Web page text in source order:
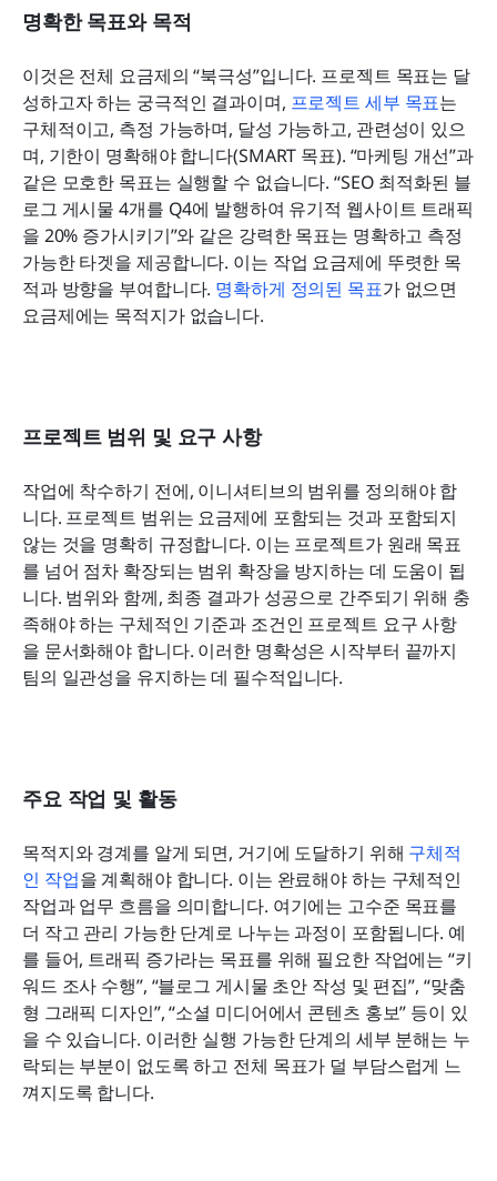
명확한 목표와 목적
이것은 전체 요금제의 “북극성”입니다. 프로젝트 목표는 달
성하고자 하는 궁극적인 결과이며, 프로젝트 세부 목표는
구체적이고, 측정 가능하며, 달성 가능하고, 관련성이 있으
며, 기한이 명확해야 합니다(SMART 목표). “마케팅 개선”과
같은 모호한 목표는 실행할 수 없습니다. “SEO 최적화된 블
로그 게시물 4개를 Q4에 발행하여 유기적 웹사이트 트래픽
을 20% 증가시키기”와 같은 강력한 목표는 명확하고 측정
가능한 타겟을 제공합니다. 이는 작업 요금제에 뚜렷한 목
적과 방향을 부여합니다. 명확하게 정의된 목표가 없으면
요금제에는 목적지가 없습니다.
프로젝트 범위 및 요구 사항
작업에 착수하기 전에, 이니셔티브의 범위를 정의해야 합
니다. 프로젝트 범위는 요금제에 포함되는 것과 포함되지
않는 것을 명확히 규정합니다. 이는 프로젝트가 원래 목표
를 넘어 점차 확장되는 범위 확장을 방지하는 데 도움이 됩
니다. 범위와 함께, 최종 결과가 성공으로 간주되기 위해 충
족해야 하는 구체적인 기준과 조건인 프로젝트 요구 사항
을 문서화해야 합니다. 이러한 명확성은 시작부터 끝까지
팀의 일관성을 유지하는 데 필수적입니다.
주요 작업 및 활동
목적지와 경계를 알게 되면, 거기에 도달하기 위해 구체적
인 작업을 계획해야 합니다. 이는 완료해야 하는 구체적인
작업과 업무 흐름을 의미합니다. 여기에는 고수준 목표를
더 작고 관리 가능한 단계로 나누는 과정이 포함됩니다. 예
를 들어, 트래픽 증가라는 목표를 위해 필요한 작업에는 “키
워드 조사 수행”, “블로그 게시물 초안 작성 및 편집”, “맞춤
형 그래픽 디자인”, “소셜 미디어에서 콘텐츠 홍보” 등이 있
을 수 있습니다. 이러한 실행 가능한 단계의 세부 분해는 누
락되는 부분이 없도록 하고 전체 목표가 덜 부담스럽게 느
껴지도록 합니다.